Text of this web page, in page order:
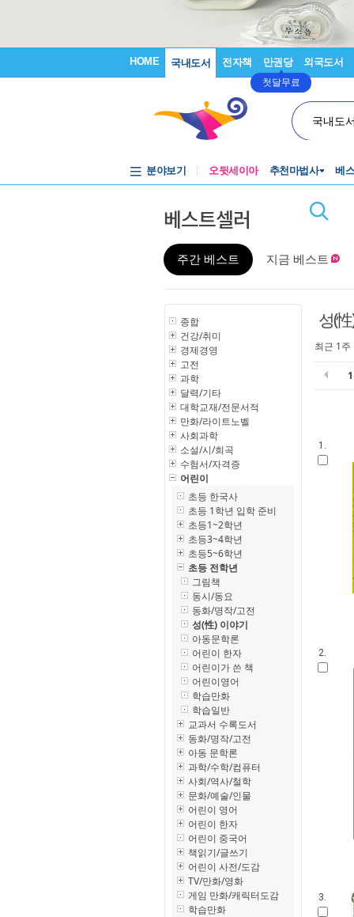
HOME 국내도서 전자책 만권당
첫달무료
외국도서
국내도
분야보기 오뒷세이아 추천마법사 베
베스트셀러
주간 베스트 지금 베스트
종합
건강/취미
경제경영
고전
과학
달력/기타
대학교재/전문서적
만화/라이트노벨
사회과학
소설/시/희곡
수험서/자격증
어린이
초등 한국사
초등 1학년 입학 준비
초등1~2학년
초등3~4학년
초등5~6학년
초등 전학년
그림책
동시/동요
동화/명작/고전
성(性) 이야기
아동문학론
어린이 한자
어린이가 쓴 책
어린이영어
학습만화
학습일반
교과서 수록도서
동화/명작/고전
아동 문학론
과학/수학/컴퓨터
사회/역사/철학
문화/예술/인물
어린이 영어
어린이 한자
어린이 중국어
책읽기/글쓰기
어린이 사전/도감
TV/만화/영화
게임 만화/캐릭터도감
학습만화
성(
최근 1
1.
2.
3.